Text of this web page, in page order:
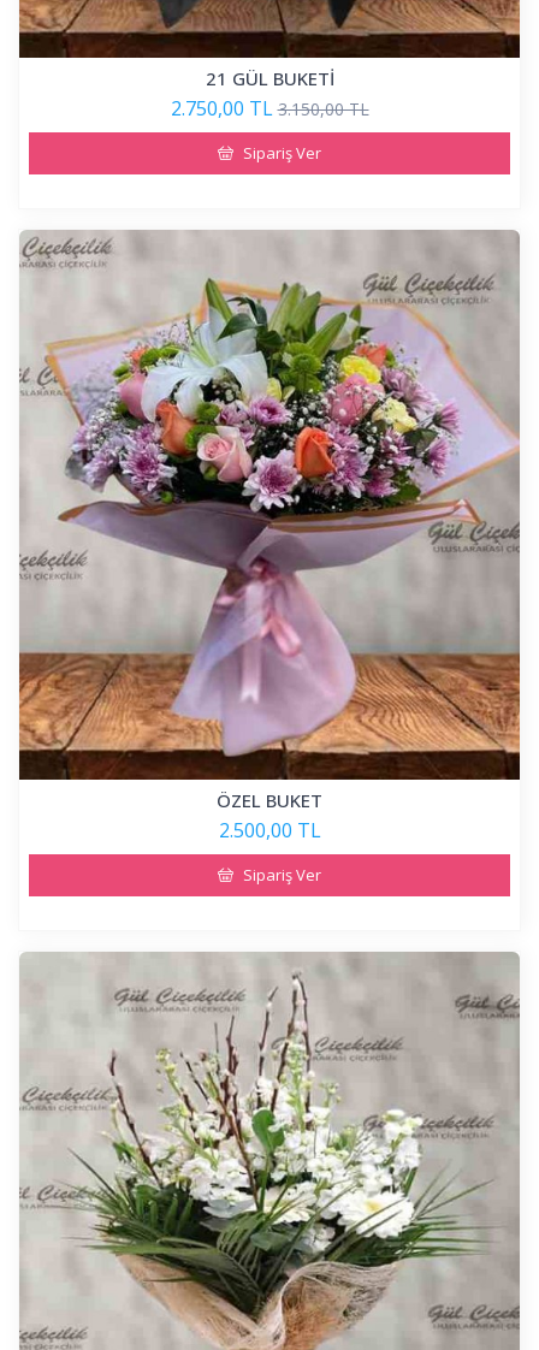
21 GÜL BUKETİ
2.750,00 TL 3.150,00 TL
Sipariş Ver
ÖZEL BUKET
2.500,00 TL
Sipariş Ver